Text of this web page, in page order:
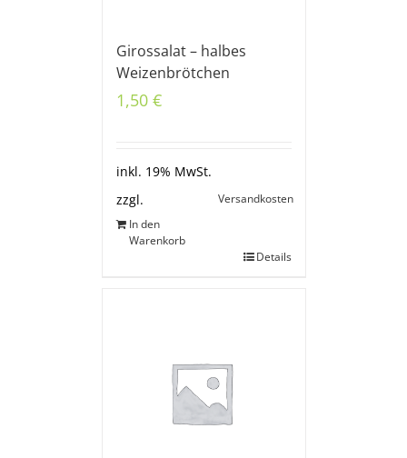
Girossalat – halbes
Weizenbrötchen
1,50 €
inkl. 19% MwSt.
zzgl.
Versandkosten
In den
Warenkorb
Details